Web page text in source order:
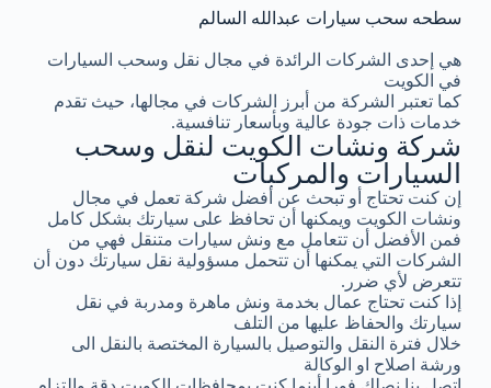
سطحه سحب سيارات عبدالله السالم
هي إحدى الشركات الرائدة في مجال نقل وسحب السيارات
في الكويت
كما تعتبر الشركة من أبرز الشركات في مجالها، حيث تقدم
خدمات ذات جودة عالية وبأسعار تنافسية.
شركة ونشات الكويت لنقل وسحب
السيارات والمركبات
إن كنت تحتاج أو تبحث عن أفضل شركة تعمل في مجال
ونشات الكويت ويمكنها أن تحافظ على سيارتك بشكل كامل
فمن الأفضل أن تتعامل مع ونش سيارات متنقل فهي من
الشركات التي يمكنها أن تتحمل مسؤولية نقل سيارتك دون أن
تتعرض لأي ضرر.
إذا كنت تحتاج عمال بخدمة ونش ماهرة ومدربة في نقل
سيارتك والحفاظ عليها من التلف
خلال فترة النقل والتوصيل بالسيارة المختصة بالنقل الى
ورشة اصلاح او الوكالة